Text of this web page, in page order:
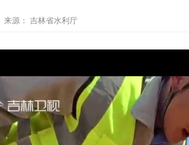
来源： 吉林省水利厅